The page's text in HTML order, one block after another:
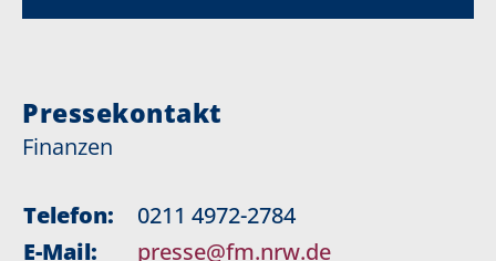
Pressekontakt
Finanzen
Telefon:
0211 4972-2784
E-Mail:
presse@fm.nrw.de